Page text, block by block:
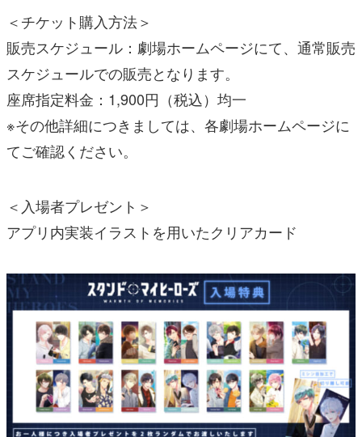
＜チケット購入方法＞
販売スケジュール：劇場ホームページにて、通常販売
スケジュールでの販売となります。
座席指定料金：1,900円（税込）均一
※その他詳細につきましては、各劇場ホームページに
てご確認ください。
＜入場者プレゼント＞
アプリ内実装イラストを用いたクリアカード